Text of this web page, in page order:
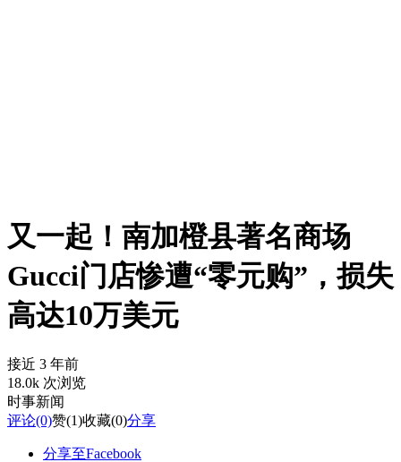
又一起！南加橙县著名商场
Gucci门店惨遭“零元购”，损失
高达10万美元
接近 3 年前
18.0k 次浏览
时事新闻
评论(0)赞(1)收藏(0)分享
分享至Facebook